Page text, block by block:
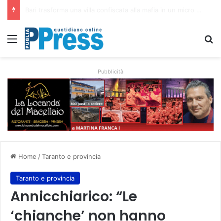
Menu
Pubblicità
Home /Taranto e provincia
Taranto e provincia
Annicchiarico: “Le
‘chianche’ non hanno